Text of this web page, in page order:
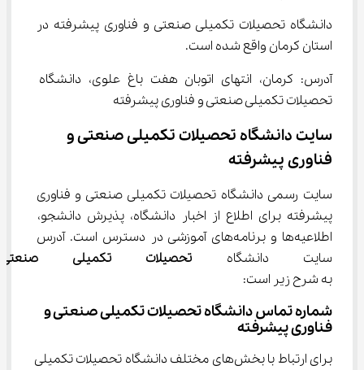
دانشگاه تحصیلات تکمیلی صنعتی و فناوری پیشرفته در
استان کرمان واقع شده است.
آدرس: کرمان، انتهای اتوبان هفت باغ علوی، دانشگاه
تحصیلات تکمیلی صنعتی و فناوری پیشرفته
سایت دانشگاه تحصیلات تکمیلی صنعتی و
فناوری پیشرفته
سایت رسمی دانشگاه تحصیلات تکمیلی صنعتی و فناوری
پیشرفته برای اطلاع از اخبار دانشگاه، پذیرش دانشجو،
اطلاعیه‌ها و برنامه‌های آموزشی در دسترس است. آدرس
سایت دانشگاه تحصیلات تکمیلی
به شرح زیر است:
شماره تماس دانشگاه تحصیلات تکمیلی صنعتی و
فناوری پیشرفته
برای ارتباط با بخش‌های مختلف دانشگاه تحصیلات تکمیلی